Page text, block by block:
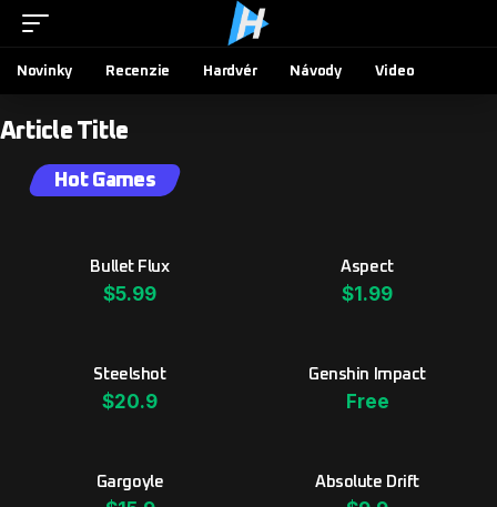
Novinky Recenzie Hardvér Návody Video
Article Title
Hot Games
Bullet Flux
$5.99
Aspect
$1.99
Steelshot
$20.9
Genshin Impact
Free
Gargoyle Absolute Drift